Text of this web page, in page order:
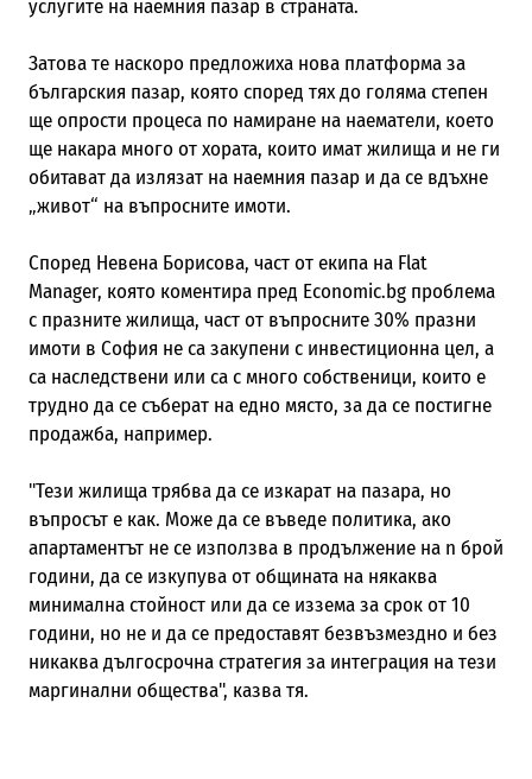
услугите на наемния пазар в страната.
Затова те наскоро предложиха нова платформа за
българския пазар, която според тях до голяма степен
ще опрости процеса по намиране на наематели, което
ще накара много от хората, които имат жилища и не ги
обитават да излязат на наемния пазар и да се вдъхне
„живот“ на въпросните имоти.
Според Невена Борисова, част от екипа на Flat
Manager, която коментира пред Economic.bg проблема
с празните жилища, част от въпросните 30% празни
имоти в София не са закупени с инвестиционна цел, а
са наследствени или са с много собственици, които е
трудно да се съберат на едно място, за да се постигне
продажба, например.
"Тези жилища трябва да се изкарат на пазара, но
въпросът е как. Може да се въведе политика, ако
апартаментът не се използва в продължение на n брой
години, да се изкупува от общината на някаква
минимална стойност или да се иззема за срок от 10
години, но не и да се предоставят безвъзмездно и без
никаква дългосрочна стратегия за интеграция на тези
маргинални общества", казва тя.